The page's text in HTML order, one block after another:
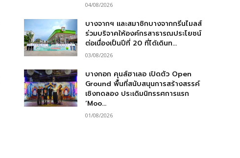
04/08/2026
บางจากฯ และสมาชิกบางจากกรีนไมลส์
ร่วมบริจาคให้องค์กรสาธารณประโยชน์
ต่อเนื่องเป็นปีที่ 20 ที่ได้เดินท...
03/08/2026
บางกอก คุนส์ฮาเลอ เปิดตัว Open
Ground พื้นที่สนับสนุนการสร้างสรรค์
เชิงทดลอง ประเดิมนิทรรศการแรก
‘Moo...
01/08/2026